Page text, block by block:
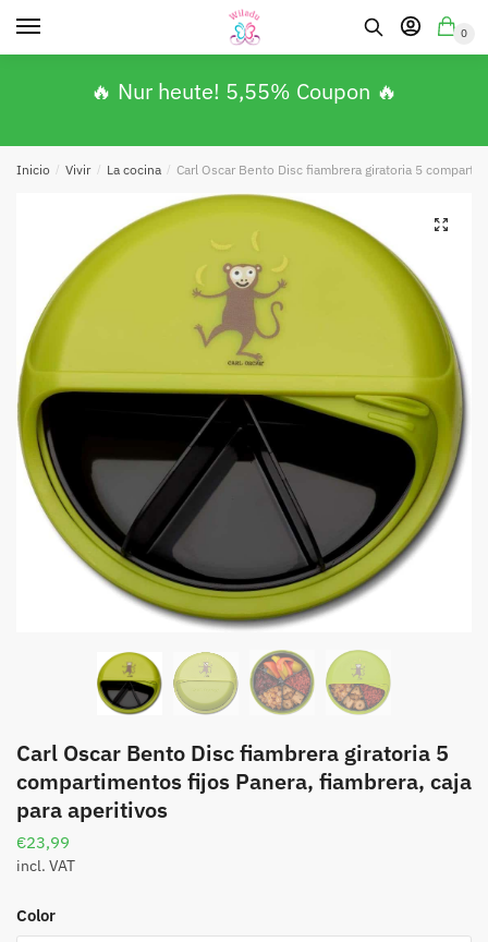
0
🔥 Nur heute! 5,55% Coupon 🔥
Inicio / Vivir / La cocina / Carl Oscar Bento Disc fiambrera giratoria 5
🔍
Carl Oscar Bento Disc fiambrera giratoria 5
compartimentos fijos Panera, fiambrera, caja
para aperitivos
€23,99
incl. VAT
Color